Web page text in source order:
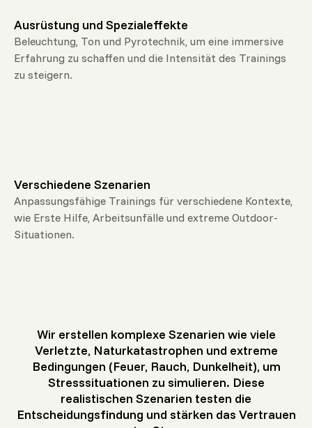
Ausrüstung und Spezialeffekte
Beleuchtung, Ton und Pyrotechnik, um eine immersive
Erfahrung zu schaffen und die Intensität des Trainings
zu steigern.
Verschiedene Szenarien
Anpassungsfähige Trainings für verschiedene Kontexte,
wie Erste Hilfe, Arbeitsunfälle und extreme Outdoor-
Situationen.
Wir erstellen komplexe Szenarien wie viele
Verletzte, Naturkatastrophen und extreme
Bedingungen (Feuer, Rauch, Dunkelheit), um
Stresssituationen zu simulieren. Diese
realistischen Szenarien testen die
Entscheidungsfindung und stärken das Vertrauen